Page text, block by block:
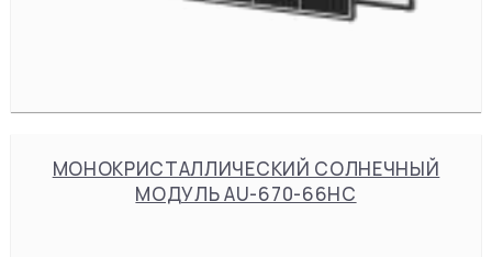
МОНОКРИСТАЛЛИЧЕСКИЙ СОЛНЕЧНЫЙ
МОДУЛЬ AU-670-66HC